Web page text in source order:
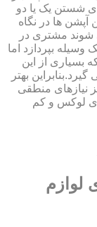
شستن یک یا دو
ها در نگاه
شوند مشتری در
وسیله بپردازد اما
بسیاری از این
بهتر
نیازهای منطقی
لوکس و کم
لوازم